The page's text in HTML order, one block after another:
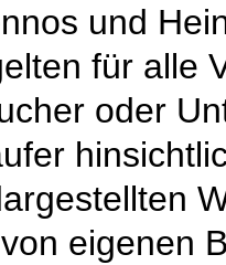
und
für alle
oder
eigenen